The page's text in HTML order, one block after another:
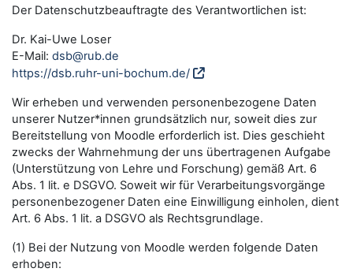
Der Datenschutzbeauftragte des Verantwortlichen ist:
Dr. Kai-Uwe Loser
E-Mail: dsb@rub.de
https://dsb.ruhr-uni-bochum.de/
Wir erheben und verwenden personenbezogene Daten
unserer Nutzer*innen grundsätzlich nur, soweit dies zur
Bereitstellung von Moodle erforderlich ist. Dies geschieht
zwecks der Wahrnehmung der uns übertragenen Aufgabe
(Unterstützung von Lehre und Forschung) gemäß Art. 6
Abs. 1 lit. e DSGVO. Soweit wir für Verarbeitungsvorgänge
personenbezogener Daten eine Einwilligung einholen, dient
Art. 6 Abs. 1 lit. a DSGVO als Rechtsgrundlage.
(1) Bei der Nutzung von Moodle werden folgende Daten
erhoben: